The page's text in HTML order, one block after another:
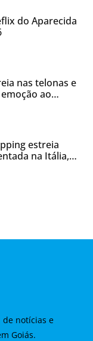
do Aparecida
nas telonas e
ao
estreia
na Itália,
o Dia dos
de notícias e
Goiás.